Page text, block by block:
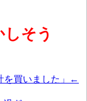
そう
を買いました」←